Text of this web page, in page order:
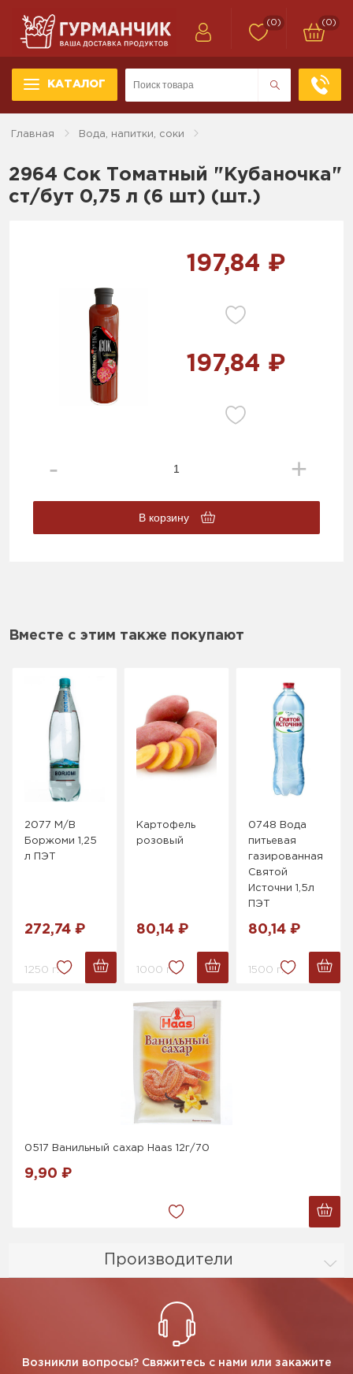
КАТАЛОГ
(0) (0)
Главная Вода, напитки, соки
Производители
2964 Сок Томатный "Кубаночка"
ст/бут 0,75 л (6 шт) (шт.)
197,84 ₽
197,84 ₽
В корзину
Вместе с этим также покупают
2077 М/В
Боржоми 1,25
л ПЭТ
272,74 ₽
1250 г.
Картофель
розовый
80,14 ₽
1000 г.
0748 Вода
питьевая
газированная
Святой
Источни 1,5л
ПЭТ
80,14 ₽
1500 г.
0517 Ванильный сахар Haas 12г/70
9,90 ₽
Возникли вопросы? Свяжитесь с нами или закажите